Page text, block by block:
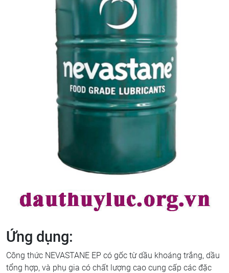
Ứng dụng:
Công thức NEVASTANE EP có gốc từ dầu khoáng trắng, dầu
tổng hợp, và phụ gia có chất lượng cao cung cấp các đặc